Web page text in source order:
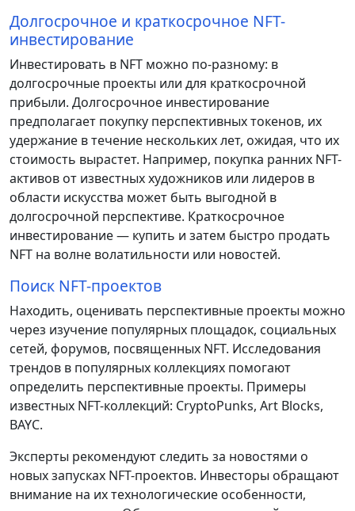
Долгосрочное и краткосрочное NFT-
инвестирование
Инвестировать в NFT можно по-разному: в
долгосрочные проекты или для краткосрочной
прибыли. Долгосрочное инвестирование
предполагает покупку перспективных токенов, их
удержание в течение нескольких лет, ожидая, что их
стоимость вырастет. Например, покупка ранних NFT-
активов от известных художников или лидеров в
области искусства может быть выгодной в
долгосрочной перспективе. Краткосрочное
инвестирование — купить и затем быстро продать
NFT на волне волатильности или новостей.
Поиск NFT-проектов
Находить, оценивать перспективные проекты можно
через изучение популярных площадок, социальных
сетей, форумов, посвященных NFT. Исследования
трендов в популярных коллекциях помогают
определить перспективные проекты. Примеры
известных NFT-коллекций: CryptoPunks, Art Blocks,
BAYC.
Эксперты рекомендуют следить за новостями о
новых запусках NFT-проектов. Инвесторы обращают
внимание на их технологические особенности,